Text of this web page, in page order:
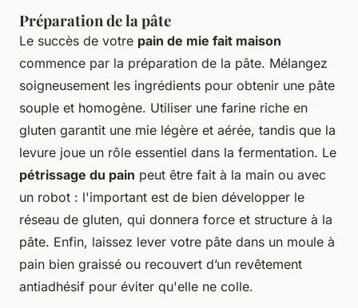
Préparation de la pâte
Le succès de votre pain de mie fait maison
commence par la préparation de la pâte. Mélangez
soigneusement les ingrédients pour obtenir une pâte
souple et homogène. Utiliser une farine riche en
gluten garantit une mie légère et aérée, tandis que la
levure joue un rôle essentiel dans la fermentation. Le
pétrissage du pain peut être fait à la main ou avec
un robot : l'important est de bien développer le
réseau de gluten, qui donnera force et structure à la
pâte. Enfin, laissez lever votre pâte dans un moule à
pain bien graissé ou recouvert d’un revêtement
antiadhésif pour éviter qu'elle ne colle.